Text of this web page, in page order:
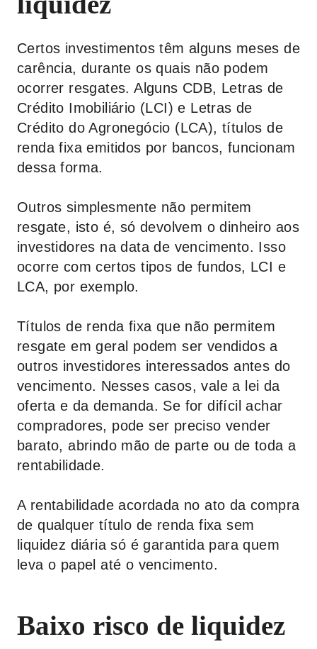
Certos investimentos têm alguns meses de
carência, durante os quais não podem
ocorrer resgates. Alguns CDB, Letras de
Crédito Imobiliário (LCI) e Letras de
Crédito do Agronegócio (LCA), títulos de
renda fixa emitidos por bancos, funcionam
dessa forma.
Outros simplesmente não permitem
resgate, isto é, só devolvem o dinheiro aos
investidores na data de vencimento. Isso
ocorre com certos tipos de fundos, LCI e
LCA, por exemplo.
Títulos de renda fixa que não permitem
resgate em geral podem ser vendidos a
outros investidores interessados antes do
vencimento. Nesses casos, vale a lei da
oferta e da demanda. Se for difícil achar
compradores, pode ser preciso vender
barato, abrindo mão de parte ou de toda a
rentabilidade.
A rentabilidade acordada no ato da compra
de qualquer título de renda fixa sem
liquidez diária só é garantida para quem
leva o papel até o vencimento.
Baixo risco de liquidez